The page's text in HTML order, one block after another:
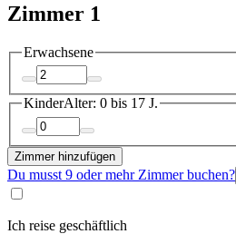
Zimmer 1
Erwachsene
KinderAlter: 0 bis 17 J.
Zimmer hinzufügen
Du musst 9 oder mehr Zimmer buchen?
Ich reise geschäftlich